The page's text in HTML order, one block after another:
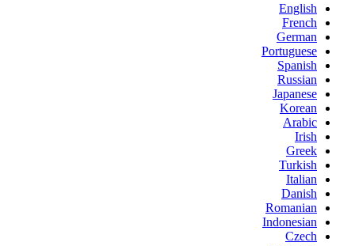
English
French
German
Portuguese
Spanish
Russian
Japanese
Korean
Arabic
Irish
Greek
Turkish
Italian
Danish
Romanian
Indonesian
Czech